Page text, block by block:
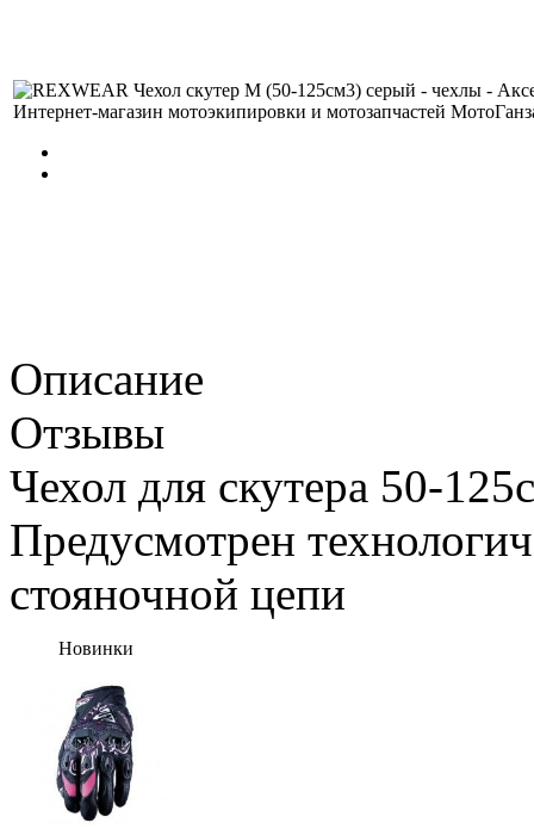
Описание
Отзывы
Чехол для скутера 50-
Предусмотрен
стояночной цепи
Новинки